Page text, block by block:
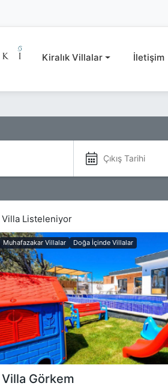
Kiralık Villalar İletişim
Villa Listeleniyor
Muhafazakar Villalar Doğa İçinde Villalar
Villa Görkem